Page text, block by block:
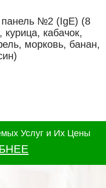
панель №2 (IgE) (8
курица, кабачок,
морковь, банан,
Услуг и Их Цены